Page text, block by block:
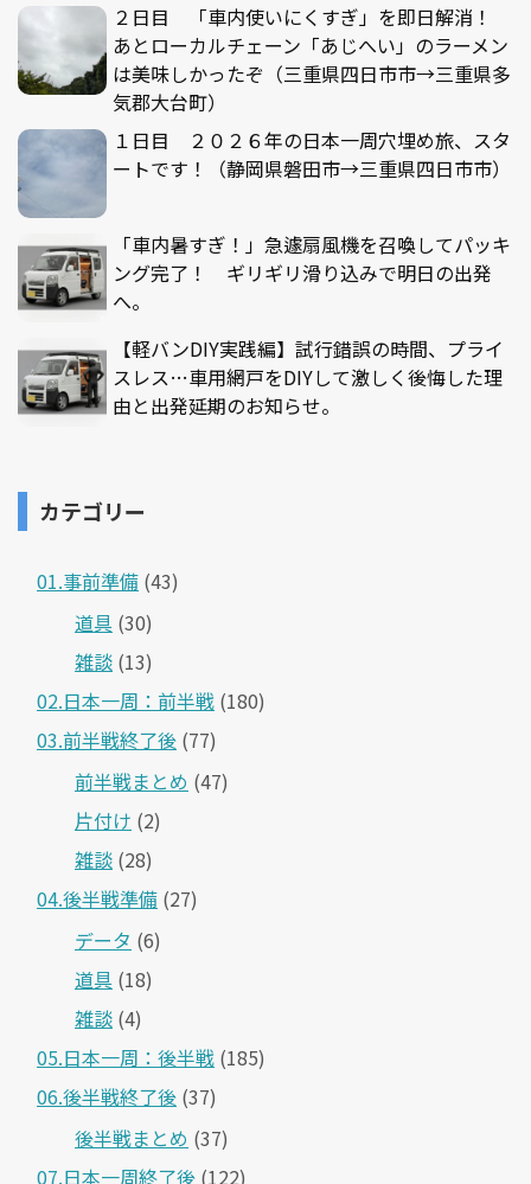
２日目 「車内使いにくすぎ」を即日解消！
あとローカルチェーン「あじへい」のラーメン
は美味しかったぞ（三重県四日市市→三重県多
気郡大台町）
１日目 ２０２６年の日本一周穴埋め旅、スタ
ートです！（静岡県磐田市→三重県四日市市）
「車内暑すぎ！」急遽扇風機を召喚してパッキ
ング完了！ ギリギリ滑り込みで明日の出発
へ。
【軽バンDIY実践編】試行錯誤の時間、プライ
スレス…車用網戸をDIYして激しく後悔した理
由と出発延期のお知らせ。
カテゴリー
01.事前準備 (43)
道具 (30)
雑談 (13)
02.日本一周：前半戦 (180)
03.前半戦終了後 (77)
前半戦まとめ (47)
片付け (2)
雑談 (28)
04.後半戦準備 (27)
データ (6)
道具 (18)
雑談 (4)
05.日本一周：後半戦 (185)
06.後半戦終了後 (37)
後半戦まとめ (37)
07.日本一周終了後 (122)